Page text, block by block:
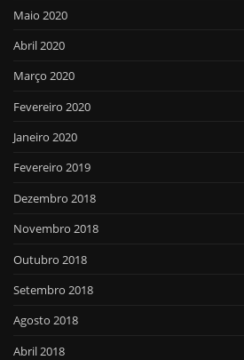
Maio 2020
Abril 2020
Março 2020
Fevereiro 2020
Janeiro 2020
Fevereiro 2019
Dezembro 2018
Novembro 2018
Outubro 2018
Setembro 2018
Agosto 2018
Abril 2018